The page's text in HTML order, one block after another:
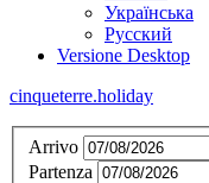
Українська
Русский
Versione Desktop
cinqueterre.holiday
Arrivo
Partenza